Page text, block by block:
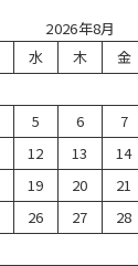
2026年8月
水 木 金
5 6 7
12 13 14
19 20 21
26 27 28